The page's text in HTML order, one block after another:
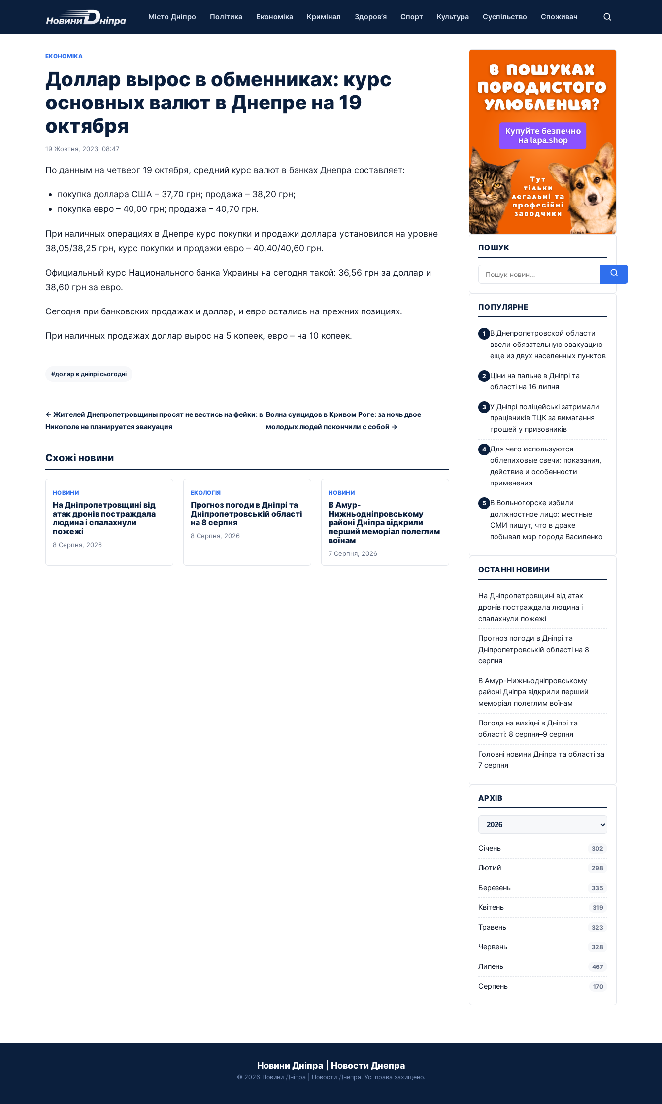
Місто Дніпро Політика Економіка Кримінал Здоров’я Спорт Культура Суспільство Споживач
ЕКОНОМІКА
Доллар вырос в обменниках: курс
основных валют в Днепре на 19
октября
19 Жовтня, 2023, 08:47
По данным на четверг 19 октября, средний курс валют в банках Днепра составляет:
покупка доллара США – 37,70 грн; продажа – 38,20 грн;
покупка евро – 40,00 грн; продажа – 40,70 грн.
При наличных операциях в Днепре курс покупки и продажи доллара установился на уровне
38,05/38,25 грн, курс покупки и продажи евро – 40,40/40,60 грн.
Официальный курс Национального банка Украины на сегодня такой: 36,56 грн за доллар и
38,60 грн за евро.
Сегодня при банковских продажах и доллар, и евро остались на прежних позициях.
При наличных продажах доллар вырос на 5 копеек, евро – на 10 копеек.
#долар в дніпрі сьогодні
← Жителей Днепропетровщины просят не вестись на фейки: в
Никополе не планируется эвакуация
Волна суицидов в Кривом Роге: за ночь двое
молодых людей покончили с собой →
Схожі новини
НОВИНИ
На Дніпропетровщині від
атак дронів постраждала
людина і спалахнули
пожежі
8 Серпня, 2026
ЕКОЛОГІЯ
Прогноз погоди в Дніпрі та
Дніпропетровській області
на 8 серпня
8 Серпня, 2026
НОВИНИ
В Амур-
Нижньодніпровському
районі Дніпра відкрили
перший меморіал полеглим
воїнам
7 Серпня, 2026
ПОШУК
ПОПУЛЯРНЕ
В Днепропетровской области
ввели обязательную эвакуацию
еще из двух населенных пунктов
Ціни на пальне в Дніпрі та
області на 16 липня
У Дніпрі поліцейські затримали
працівників ТЦК за вимагання
грошей у призовників
Для чего используются
облепиховые свечи: показания,
действие и особенности
применения
В Вольногорске избили
должностное лицо: местные
СМИ пишут, что в драке
побывал мэр города Василенко
ОСТАННІ НОВИНИ
На Дніпропетровщині від атак
дронів постраждала людина і
спалахнули пожежі
Прогноз погоди в Дніпрі та
Дніпропетровській області на 8
серпня
В Амур-Нижньодніпровському
районі Дніпра відкрили перший
меморіал полеглим воїнам
Погода на вихідні в Дніпрі та
області: 8 серпня–9 серпня
Головні новини Дніпра та області за
7 серпня
АРХІВ
Січень 302
Лютий 298
Березень 335
Квітень 319
Травень 323
Червень 328
Липень 467
Серпень 170
Новини Дніпра | Новости Днепра
© 2026 Новини Дніпра | Новости Днепра. Усі права захищено.